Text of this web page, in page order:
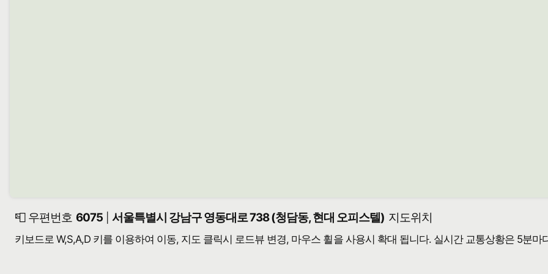
📮 우편번호 6075 서울특별시 강남구 영동대로 738 (청담동, 현대 오피스텔) 지도위치
키보드로 W,S,A,D 키를 이용하여 이동, 지도 클릭시 로드뷰 변경, 마우스 휠을 사용시 확대 됩니다. 실시간 교통상황은 5분마